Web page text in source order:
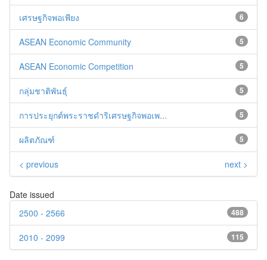
6
เศรษฐกิจพอเพียง
5
ASEAN Economic Community
5
ASEAN Economic Competition
5
กลุ่มชาติพันธุ์
5
การประยุกต์พระราชดำริเศรษฐกิจพอเพ...
5
ผลิตภัณฑ์
< previous next >
Date issued
488
2500 - 2566
115
2010 - 2099